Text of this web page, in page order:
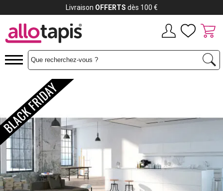
Payez jusqu'à12x